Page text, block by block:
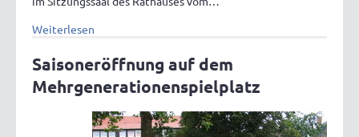
Weiterlesen
Saisoneröffnung auf dem
Mehrgenerationenspielplatz